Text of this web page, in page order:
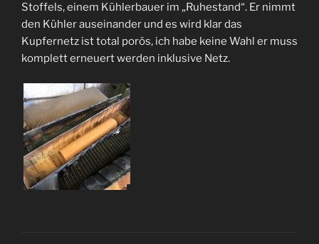
Stoffels, einem Kühlerbauer im „Ruhestand“. Er nimmt
den Kühler auseinander und es wird klar das
Kupfernetz ist total porös, ich habe keine Wahl er muss
komplett erneuert werden inklusive Netz.